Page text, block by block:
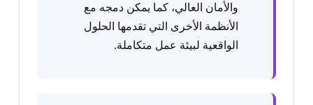
والأمان العالي، كما يمكن دمجه مع
الأنظمة الأخرى التي تقدمها الحلول
الواقعية لبيئة عمل متكاملة.